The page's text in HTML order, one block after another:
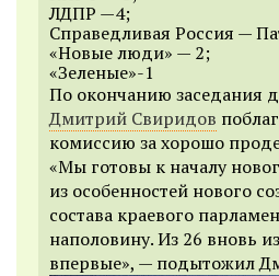
ЛДПР —4;
Справедливая Россия —
«Новые люди» — 2;
«Зеленые»-1
По окончанию заседания
Дмитрий Свиридов
комиссию за хорошо
«Мы готовы к началу
из особенностей нового
состава краевого
наполовину. Из 26 вновь
впервые», — подытожил